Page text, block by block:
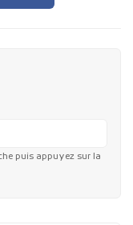
puis appuyez sur la